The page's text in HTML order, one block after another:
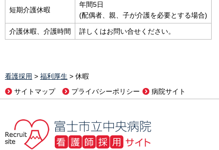
短期介護休暇
年間5日
(配偶者、親、子が介護を必要とする場合)
介護休暇、介護時間 詳しくはお問い合せください。
看護採用 > 福利厚生 > 休暇
サイトマップ
プライバシーポリシー 病院サイト
富士市立中央病院 看護師採用サイト